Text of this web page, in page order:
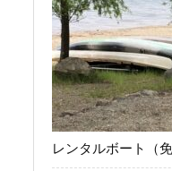
レンタルボート（